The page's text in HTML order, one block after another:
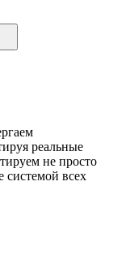
реальные
не просто
системой всех